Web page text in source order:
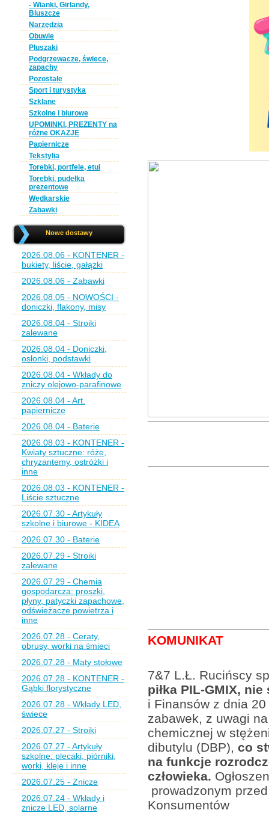
- Wianki, Girlandy,
Bluszcze
Narzędzia
Obuwie
Pluszaki
Podgrzewacze, świece,
zapachy
Pozostałe
Sport i turystyka
Szklane
Szkolne i biurowe
UPOMINKI, PREZENTY na
różne OKAZJE
Papiernicze
Tekstylia
Torebki, portfele, etui
Torebki, pudełka
prezentowe
Wędkarskie
Zabawki
Nowe dostawy
2026.08.06 - KONTENER -
bukiety, liście, gałązki
2026.08.06 - Zabawki
2026.08.05 - NOWOŚCI -
doniczki, flakony, misy
2026.08.04 - Stroiki
zalewane
2026.08.04 - Doniczki,
osłonki, podstawki
2026.08.04 - Wkłady do
zniczy olejowo-parafinowe
2026.08.04 - Art.
papiernicze
2026.08.04 - Baterie
2026.08.03 - KONTENER -
Kwiaty sztuczne: róże,
chryzantemy, ostróżki i
inne
2026.08.03 - KONTENER -
Liście sztuczne
2026.07.30 - Artykuły
szkolne i biurowe - KIDEA
2026.07.30 - Baterie
2026.07.29 - Stroiki
zalewane
2026.07.29 - Chemia
gospodarcza: proszki,
płyny, patyczki zapachowe,
odświeżacze powietrza i
inne
2026.07.28 - Ceraty,
obrusy, worki na śmieci
2026.07.28 - Maty stołowe
2026.07.28 - KONTENER -
Gąbki florystyczne
2026.07.28 - Wkłady LED,
świece
2026.07.27 - Stroiki
2026.07.27 - Artykuły
szkolne: plecaki, piórniki,
worki, kleje i inne
2026.07.25 - Znicze
2026.07.24 - Wkłady i
znicze LED, solarne
KOMUNIKAT
7&7 L.Ł. Rucińscy
piłka PIL-GMIX,
i Finansów z dnia
zabawek, z uwagi
chemicznej w
dibutylu (DBP), co
na funkcje
człowieka.
prowadzonym
Konsumentów